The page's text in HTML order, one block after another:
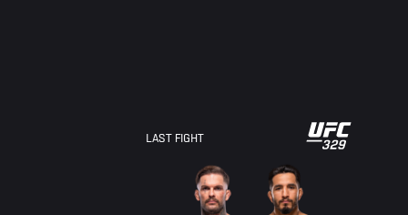
LAST FIGHT